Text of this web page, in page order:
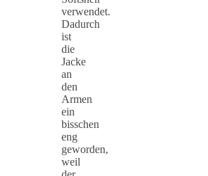
verwendet.
Dadurch
ist
die
Jacke
an
den
Armen
ein
bisschen
eng
geworden,
weil